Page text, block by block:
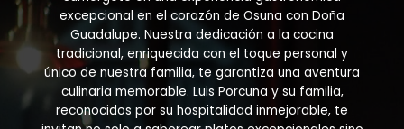
the
product
page
excepcional en el corazón de Osuna con Doña
Guadalupe. Nuestra dedicación a la cocina
tradicional, enriquecida con el toque personal y
único de nuestra familia, te garantiza una aventura
culinaria memorable. Luis Porcuna y su familia,
reconocidos por su hospitalidad inmejorable, te